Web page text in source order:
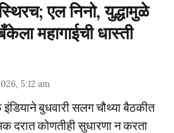
एल निनो, युद्धामुळे
महागाईची धास्ती
5:12 am
बुधवारी सलग चौथ्या बैठकीत
दरात कोणतीही सुधारणा न करता